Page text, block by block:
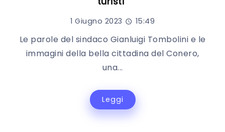
1 Giugno 2023 15:49
Le parole del sindaco Gianluigi Tombolini e le
immagini della bella cittadina del Conero,
una...
Leggi